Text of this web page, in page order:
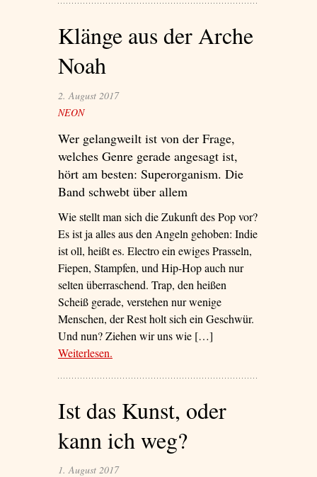
Klänge aus der Arche
Noah
2. August 2017
NEON
Wer gelangweilt ist von der Frage,
welches Genre gerade angesagt ist,
hört am besten: Superorganism. Die
Band schwebt über allem
Wie stellt man sich die Zukunft des Pop vor?
Es ist ja alles aus den Angeln gehoben: Indie
ist oll, heißt es. Electro ein ewiges Prasseln,
Fiepen, Stampfen, und Hip-Hop auch nur
selten überraschend. Trap, den heißen
Scheiß gerade, verstehen nur wenige
Menschen, der Rest holt sich ein Geschwür.
Und nun? Ziehen wir uns wie […]
Weiterlesen– ‘Klänge aus der Arche Noah’
.
Ist das Kunst, oder
kann ich weg?
1. August 2017